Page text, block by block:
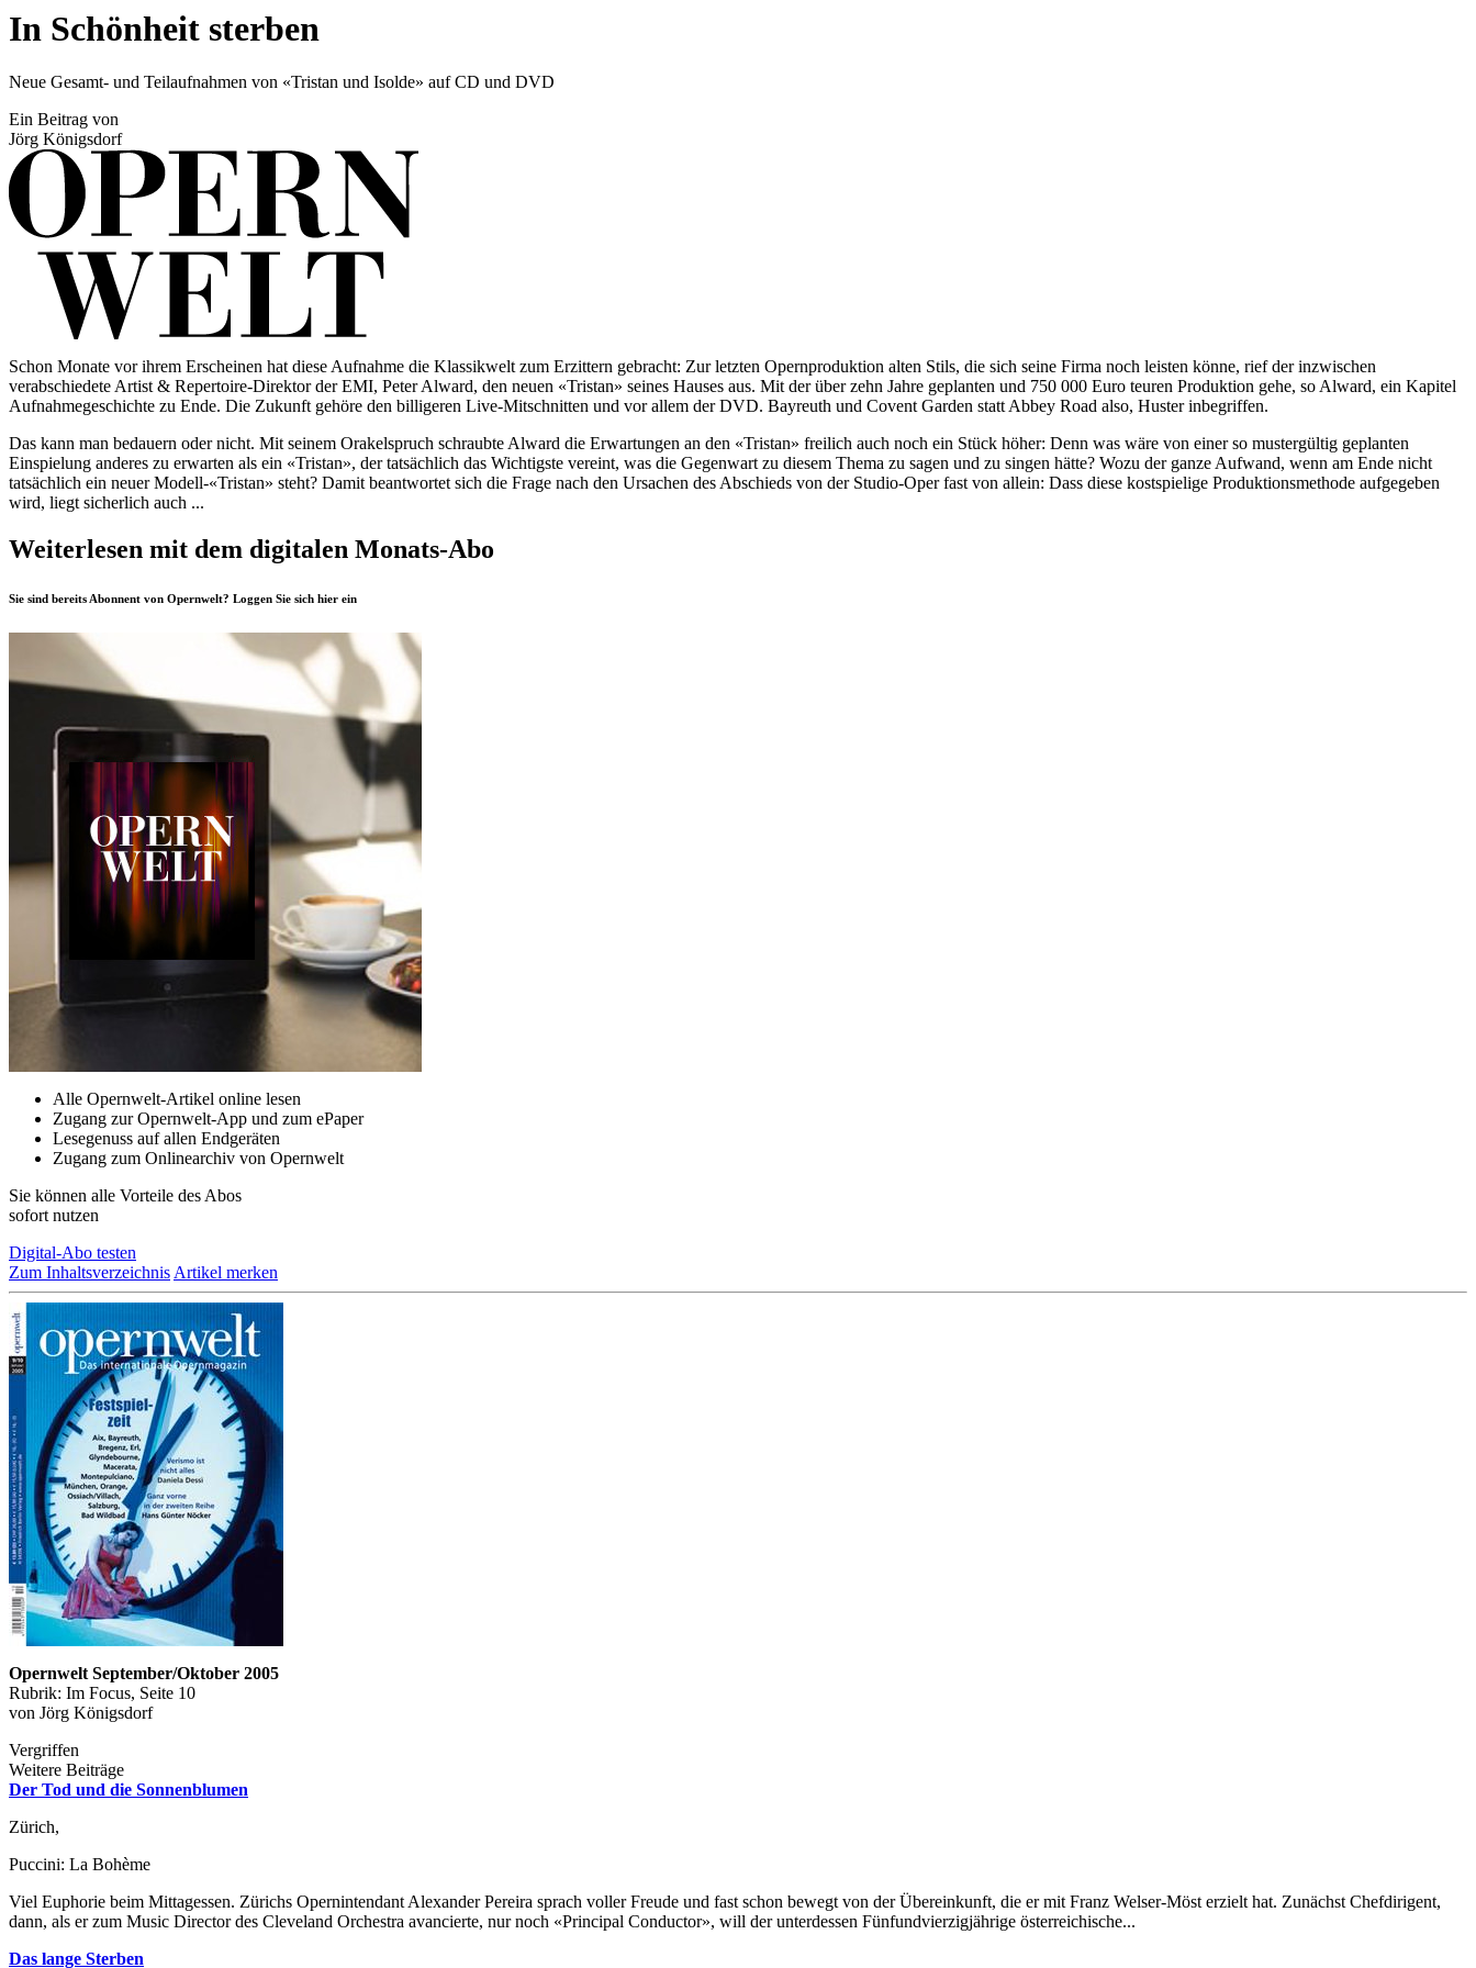
In Schönheit sterben
Neue Gesamt- und Teilaufnahmen von «Tristan und Isolde» auf CD und DVD
Ein Beitrag von
Jörg Königsdorf
Schon Monate vor ihrem Erscheinen hat diese Aufnahme die Klassikwelt zum Erzittern gebracht: Zur letzten Opern­produktion alten Stils, die sich seine Firma noch leisten könne, rief der inzwischen
verabschiedete Artist & Repertoire-Direktor der EMI, Peter Alward, den neuen «Tristan» seines Hauses aus. Mit der über zehn Jahre geplanten und 750 000 Euro teuren Produktion gehe, so Alward, ein Kapitel
Aufnahmegeschichte zu Ende. Die Zukunft gehöre den billigeren Live-Mitschnitten und vor allem der DVD. Bayreuth und Covent Garden statt Abbey Road also, Huster inbegriffen.
Das kann man bedauern oder nicht. Mit seinem Orakelspruch schraubte Alward die Erwartungen an den «Tristan» freilich auch noch ein Stück höher: Denn was wäre von einer so mustergültig geplanten
Einspielung anderes zu erwarten als ein «Tristan», der tatsächlich das Wichtigste vereint, was die Gegenwart zu diesem Thema zu sagen und zu singen hätte? Wozu der ganze Aufwand, wenn am Ende nicht
tatsächlich ein neuer Modell-«Tristan» steht? Damit beantwortet sich die Frage nach den Ursachen des Abschieds von der Studio-Oper fast von allein: Dass diese kostspielige Produktionsmethode aufgegeben
wird, liegt sicherlich auch ...
Weiterlesen mit dem digitalen Monats-Abo
Sie sind bereits Abonnent von Opernwelt? Loggen Sie sich hier ein
Alle Opernwelt-Artikel online lesen
Zugang zur Opernwelt-App und zum ePaper
Lesegenuss auf allen Endgeräten
Zugang zum Onlinearchiv von Opernwelt
Sie können alle Vorteile des Abos
sofort nutzen
Digital-Abo testen
Zum Inhaltsverzeichnis Artikel merken
Opernwelt September/Oktober 2005
Rubrik: Im Focus, Seite 10
von Jörg Königsdorf
Vergriffen
Weitere Beiträge
Der Tod und die Sonnenblumen
Zürich,
Puccini: La Bohème
Viel Euphorie beim Mittagessen. Zürichs Opernintendant Alexander Pereira sprach voller Freude und fast schon bewegt von der Übereinkunft, die er mit Franz Welser-Möst erzielt hat. Zunächst Chefdirigent,
dann, als er zum Music Director des Cleveland Orchestra avancierte, nur noch «Principal Conductor», will der unterdessen Fünfundvierzigjährige österreichische...
Das lange Sterben